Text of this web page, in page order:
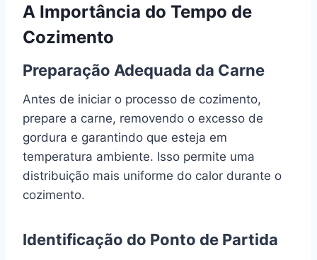
A Importância do Tempo de
Cozimento
Preparação Adequada da Carne
Antes de iniciar o processo de cozimento,
prepare a carne, removendo o excesso de
gordura e garantindo que esteja em
temperatura ambiente. Isso permite uma
distribuição mais uniforme do calor durante o
cozimento.
Identificação do Ponto de Partida